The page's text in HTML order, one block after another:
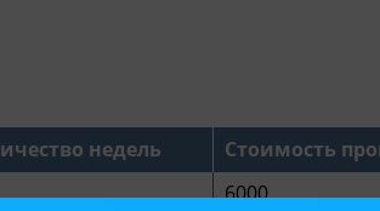
недель Стоимость
6000